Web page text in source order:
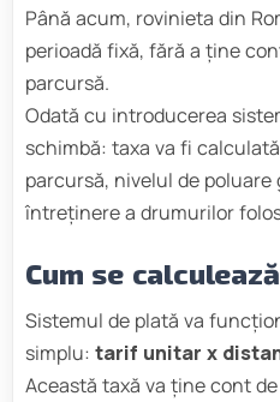
Până acum, rovinieta din
perioadă fixă, fără a ține
parcursă.
Odată cu introducerea
schimbă: taxa va fi
parcursă, nivelul de
întreținere a drumurilor
Cum se
Sistemul de plată va
simplu: tarif unitar x
Această taxă va ține cont